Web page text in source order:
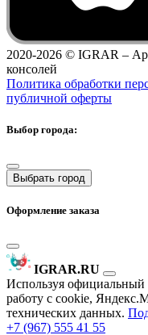
2020-2026 © IGRAR –
консолей
Политика обработки
публичной оферты
Выбор города:
Выбрать город
Оформление заказа
IGRAR.RU
Используя официальный
работу с cookie,
технических данных.
+7 (967) 555 41 55